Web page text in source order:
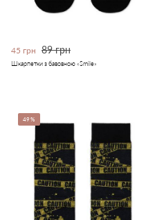
45 грн 89 грн
Шкарпетки з бавовною «Smile»
49%